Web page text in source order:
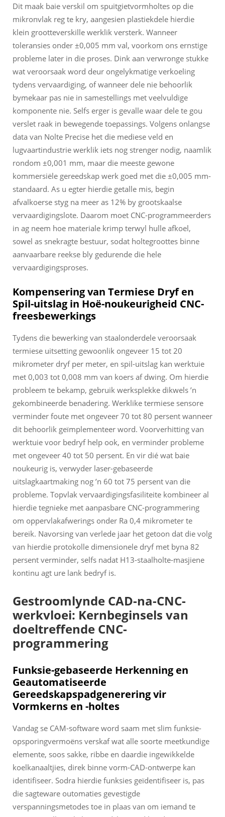
Dit maak baie verskil om spuitgietvormholtes op die
mikronvlak reg te kry, aangesien plastiekdele hierdie
klein grootteverskille werklik versterk. Wanneer
toleransies onder ±0,005 mm val, voorkom ons ernstige
probleme later in die proses. Dink aan verwronge stukke
wat veroorsaak word deur ongelykmatige verkoeling
tydens vervaardiging, of wanneer dele nie behoorlik
bymekaar pas nie in samestellings met veelvuldige
komponente nie. Selfs erger is gevalle waar dele te gou
verslet raak in bewegende toepassings. Volgens onlangse
data van Nolte Precise het die mediese veld en
lugvaartindustrie werklik iets nog strenger nodig, naamlik
rondom ±0,001 mm, maar die meeste gewone
kommersiële gereedskap werk goed met die ±0,005 mm-
standaard. As u egter hierdie getalle mis, begin
afvalkoerse styg na meer as 12% by grootskaalse
vervaardigingslote. Daarom moet CNC-programmeerders
in ag neem hoe materiale krimp terwyl hulle afkoel,
sowel as snekragte bestuur, sodat holtegroottes binne
aanvaarbare reekse bly gedurende die hele
vervaardigingsproses.
Kompensering van Termiese Dryf en
Spil-uitslag in Hoë-noukeurigheid CNC-
freesbewerkings
Tydens die bewerking van staalonderdele veroorsaak
termiese uitsetting gewoonlik ongeveer 15 tot 20
mikrometer dryf per meter, en spil-uitslag kan werktuie
met 0,003 tot 0,008 mm van koers af dwing. Om hierdie
probleem te bekamp, gebruik werksplekke dikwels ’n
gekombineerde benadering. Werklike termiese sensore
verminder foute met ongeveer 70 tot 80 persent wanneer
dit behoorlik geïmplementeer word. Voorverhitting van
werktuie voor bedryf help ook, en verminder probleme
met ongeveer 40 tot 50 persent. En vir dié wat baie
noukeurig is, verwyder laser-gebaseerde
uitslagkaartmaking nog ’n 60 tot 75 persent van die
probleme. Topvlak vervaardigingsfasiliteite kombineer al
hierdie tegnieke met aanpasbare CNC-programmering
om oppervlakafwerings onder Ra 0,4 mikrometer te
bereik. Navorsing van verlede jaar het getoon dat die volg
van hierdie protokolle dimensionele dryf met byna 82
persent verminder, selfs nadat H13-staalholte-masjiene
kontinu agt ure lank bedryf is.
Gestroomlynde CAD-na-CNC-
werkvloei: Kernbeginsels van
doeltreffende CNC-
programmering
Funksie-gebaseerde Herkenning en
Geautomatiseerde
Gereedskapspadgenerering vir
Vormkerns en -holtes
Vandag se CAM-software word saam met slim funksie-
opsporingvermoëns verskaf wat alle soorte meetkundige
elemente, soos sakke, ribbe en daardie ingewikkelde
koelkanaaltjies, direk binne vorm-CAD-ontwerpe kan
identifiseer. Sodra hierdie funksies geïdentifiseer is, pas
die sagteware outomaties gevestigde
verspanningsmetodes toe in plaas van om iemand te